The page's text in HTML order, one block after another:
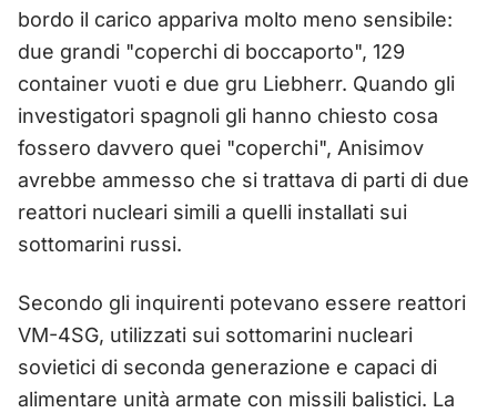
bordo il carico appariva molto meno sensibile:
due grandi "coperchi di boccaporto", 129
container vuoti e due gru Liebherr. Quando gli
investigatori spagnoli gli hanno chiesto cosa
fossero davvero quei "coperchi", Anisimov
avrebbe ammesso che si trattava di parti di due
reattori nucleari simili a quelli installati sui
sottomarini russi.
Secondo gli inquirenti potevano essere reattori
VM-4SG, utilizzati sui sottomarini nucleari
sovietici di seconda generazione e capaci di
alimentare unità armate con missili balistici. La